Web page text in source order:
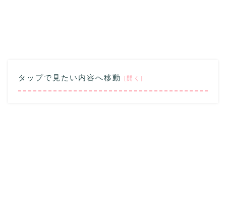
タップで見たい内容へ移動